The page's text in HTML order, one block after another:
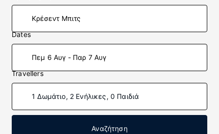
Dates
Πεμ 6 Αυγ - Παρ 7 Αυγ
Travellers
1 Δωμάτιο, 2 Ενήλικες, 0 Παιδιά
Αναζήτηση